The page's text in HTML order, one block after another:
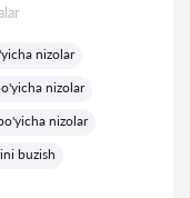
nizolar
nizolar
nizolar
buzish